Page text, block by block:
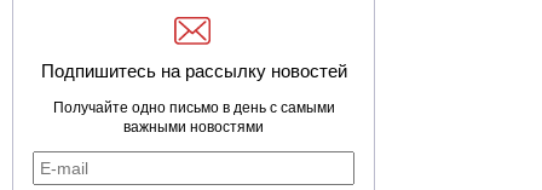
Подпишитесь на рассылку новостей
Получайте одно письмо в день с самыми
важными новостями